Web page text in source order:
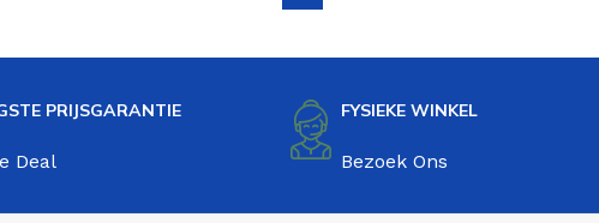
PRIJSGARANTIE
Deal
FYSIEKE WINKEL
Bezoek Ons